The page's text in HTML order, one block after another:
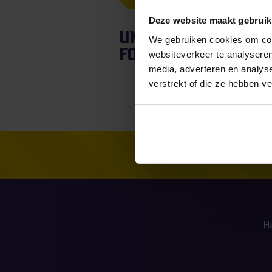
Deze website maakt
We gebruiken cookies om
websiteverkeer te
media, adverteren en
verstrekt of die ze hebben
Unfortunately,
found.